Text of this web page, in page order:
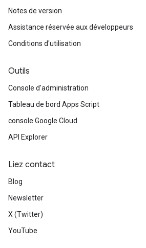
Notes de version
Assistance réservée aux développeurs
Conditions d'utilisation
Outils
Console d'administration
Tableau de bord Apps Script
console Google Cloud
API Explorer
Liez contact
Blog
Newsletter
X (Twitter)
YouTube